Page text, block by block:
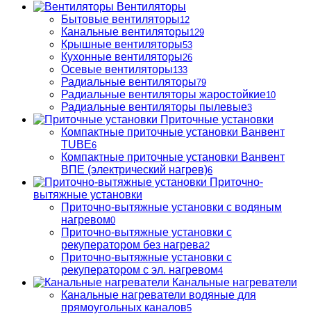
Вентиляторы
Бытовые вентиляторы12
Канальные вентиляторы129
Крышные вентиляторы53
Кухонные вентиляторы26
Осевые вентиляторы133
Радиальные вентиляторы79
Радиальные вентиляторы жаростойкие10
Радиальные вентиляторы пылевые3
Приточные установки
Компактные приточные установки Ванвент
TUBE6
Компактные приточные установки Ванвент
ВПЕ (электрический нагрев)6
Приточно-
вытяжные установки
Приточно-вытяжные установки с водяным
нагревом0
Приточно-вытяжные установки с
рекуператором без нагрева2
Приточно-вытяжные установки с
рекуператором с эл. нагревом4
Канальные нагреватели
Канальные нагреватели водяные для
прямоугольных каналов5